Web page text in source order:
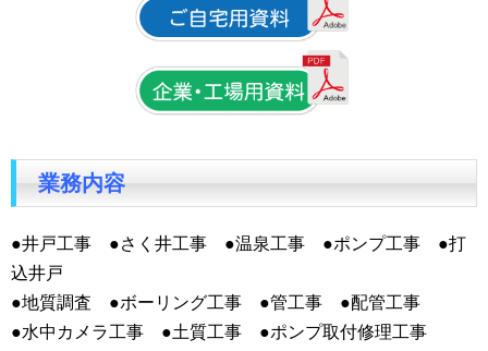
業務内容
●井戸工事 ●さく井工事 ●温泉工事 ●ポンプ工事 ●打
込井戸
●地質調査 ●ボーリング工事 ●管工事 ●配管工事
●水中カメラ工事 ●土質工事 ●ポンプ取付修理工事